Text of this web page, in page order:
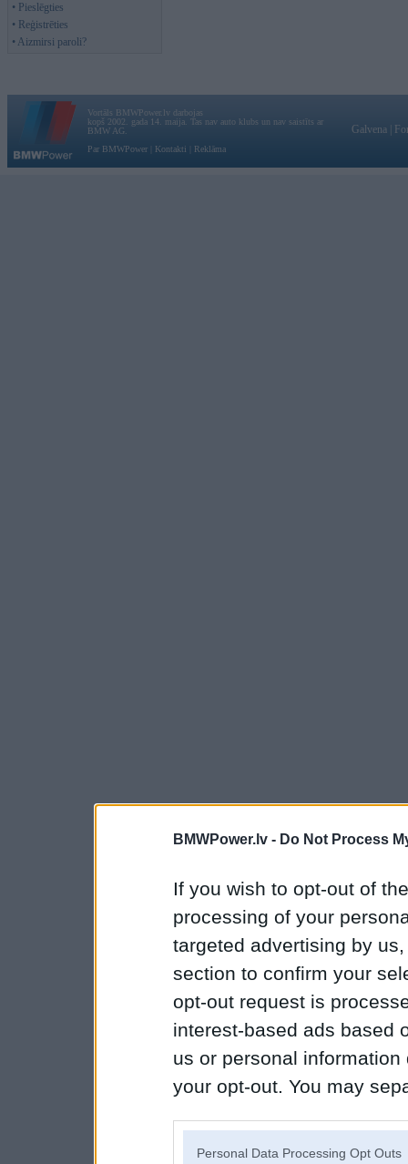
BMWPower.lv - Do Not Process
If you wish to opt-out of
processing of your
targeted advertising by
section to confirm your
opt-out request is
interest-based ads based
us or personal
your opt-out. You may
Personal Data Processing Opt Outs
• Pieslēgties
• Reģistrēties
• Aizmirsi paroli?
Vortāls BMWPower.lv darbojas
kopš 2002. gada 14. maija. Tas nav auto klubs un nav saistīts ar
BMW AG.
Par BMWPower
Kontakti Reklāma
Galvena